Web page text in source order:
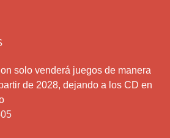
solo venderá juegos de manera
de 2028, dejando a los CD en